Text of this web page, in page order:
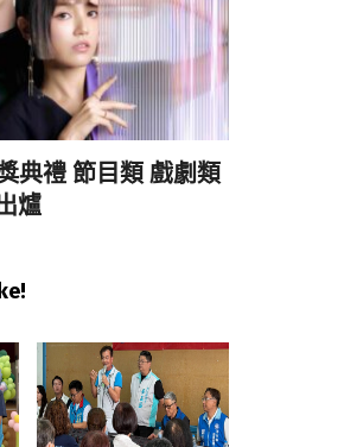
典禮 節目類 戲劇類
爐